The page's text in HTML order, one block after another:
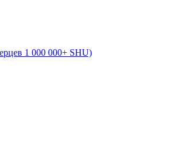
1 000 000+ SHU)